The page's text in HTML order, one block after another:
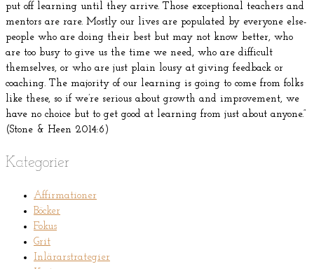
put off learning until they arrive. Those exceptional teachers and
mentors are rare. Mostly our lives are populated by everyone else-
people who are doing their best but may not know better, who
are too busy to give us the time we need, who are difficult
themselves, or who are just plain lousy at giving feedback or
coaching. The majority of our learning is going to come from folks
like these, so if we’re serious about growth and improvement, we
have no choice but to get good at learning from just about anyone.”
(Stone & Heen 2014:6)
Kategorier
Affirmationer
Böcker
Fokus
Grit
Inlärarstrategier